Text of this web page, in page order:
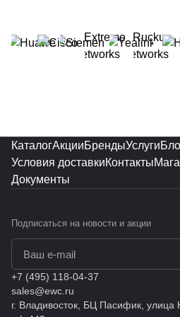
КаталогАкцииБрендыУслуги
Условия доставкиКонтакты
Документы
Подписаться на новости и акции
+7 (495) 118-04-37
sales@ewc.ru
г. Владивосток, БЦ Пасифик, улица